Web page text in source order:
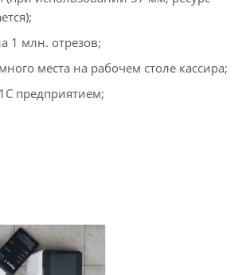
1 млн. отрезов;
места на рабочем столе кассира;
предприятием;